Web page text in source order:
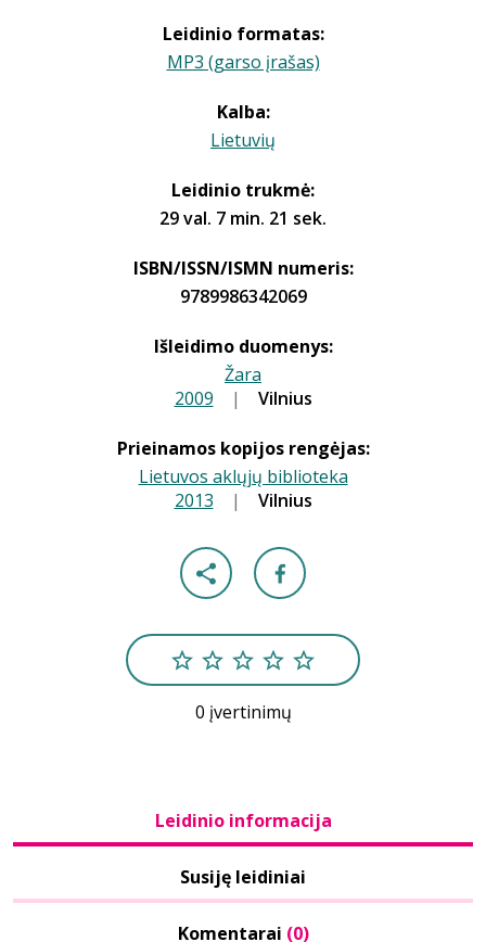
Leidinio formatas:
MP3 (garso įrašas)
Kalba:
Lietuvių
Leidinio trukmė:
29 val. 7 min. 21 sek.
ISBN/ISSN/ISMN numeris:
9789986342069
Išleidimo duomenys:
Žara
2009 | Vilnius
Prieinamos kopijos rengėjas:
Lietuvos aklųjų biblioteka
2013 | Vilnius
0 įvertinimų
Leidinio informacija
Susiję leidiniai
Komentarai (0)